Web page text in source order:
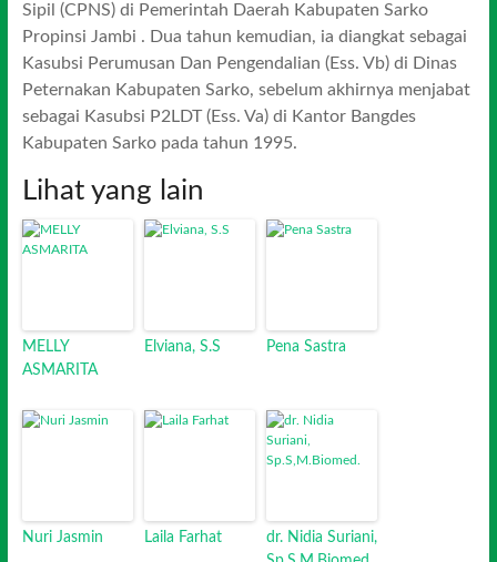
Sipil (CPNS) di Pemerintah Daerah Kabupaten Sarko
Propinsi Jambi . Dua tahun kemudian, ia diangkat sebagai
Kasubsi Perumusan Dan Pengendalian (Ess. Vb) di Dinas
Peternakan Kabupaten Sarko, sebelum akhirnya menjabat
sebagai Kasubsi P2LDT (Ess. Va) di Kantor Bangdes
Kabupaten Sarko pada tahun 1995.
Lihat yang lain
MELLY
ASMARITA
Elviana, S.S Pena Sastra
Nuri Jasmin Laila Farhat
dr. Nidia Suriani,